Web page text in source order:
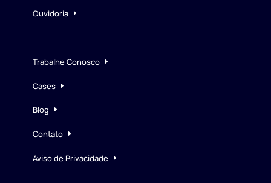
Ouvidoria
Trabalhe Conosco
Cases
Blog
Contato
Aviso de Privacidade